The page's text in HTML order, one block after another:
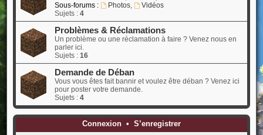
Sous-forums :
Photos,
Vidéos
Sujets : 4
Problèmes & Réclamations
Un problème ou une réclamation à faire ? Venez nous en
parler ici.
Sujets : 16
Demande de Déban
Vous vous êtes fait bannir et voulez être déban ? Venez ici
pour poster votre demande.
Sujets : 4
Connexion• S’enregistrer